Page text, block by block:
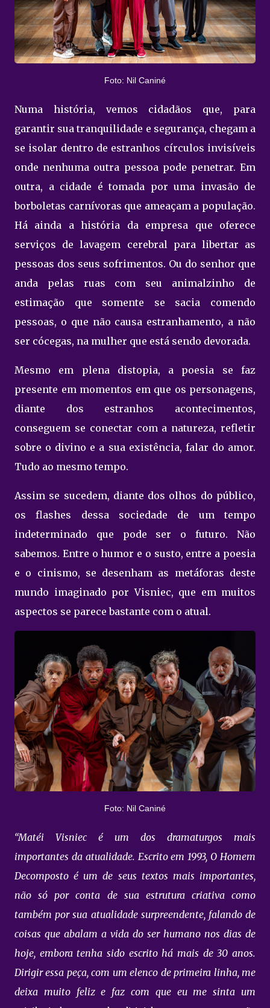
Foto: Nil Caniné
Numa história, vemos cidadãos que, para
garantir sua tranquilidade e segurança, chegam a
se isolar dentro de estranhos círculos invisíveis
onde nenhuma outra pessoa pode penetrar. Em
outra, a cidade é tomada por uma invasão de
borboletas carnívoras que ameaçam a população.
Há ainda a história da empresa que oferece
serviços de lavagem cerebral para libertar as
pessoas dos seus sofrimentos. Ou do senhor que
anda pelas ruas com seu animalzinho de
estimação que somente se sacia comendo
pessoas, o que não causa estranhamento, a não
ser cócegas, na mulher que está sendo devorada.
Mesmo em plena distopia, a poesia se faz
presente em momentos em que os personagens,
diante dos estranhos acontecimentos,
conseguem se conectar com a natureza, refletir
sobre o divino e a sua existência, falar do amor.
Tudo ao mesmo tempo.
Assim se sucedem, diante dos olhos do público,
os flashes dessa sociedade de um tempo
indeterminado que pode ser o futuro. Não
sabemos. Entre o humor e o susto, entre a poesia
e o cinismo, se desenham as metáforas deste
mundo imaginado por Visniec, que em muitos
aspectos se parece bastante com o atual.
Foto: Nil Caniné
“Matéi Visniec é um dos dramaturgos mais
importantes da atualidade. Escrito em 1993, O Homem
Decomposto é um de seus textos mais importantes,
não só por conta de sua estrutura criativa como
também por sua atualidade surpreendente, falando de
coisas que abalam a vida do ser humano nos dias de
hoje, embora tenha sido escrito há mais de 30 anos.
Dirigir essa peça, com um elenco de primeira linha, me
deixa muito feliz e faz com que eu me sinta um